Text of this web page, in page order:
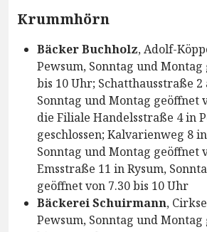
Krummhörn
Bäcker Buchholz, Adolf-
Pewsum, Sonntag und Montag
bis 10 Uhr; Schatthausstraße 2
Sonntag und Montag geöffnet
die Filiale Handelsstraße 4 in
geschlossen; Kalvarienweg 8
Sonntag und Montag geöffnet
Emsstraße 11 in Rysum,
geöffnet von 7.30 bis 10 Uhr
Bäckerei Schuirmann,
Pewsum, Sonntag und Montag